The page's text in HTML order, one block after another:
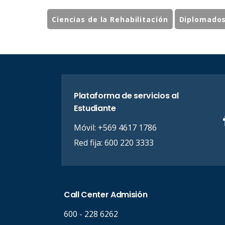
Ciencias de la Rehabilitación